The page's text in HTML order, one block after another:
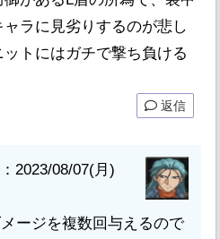
ラに見劣りするのが悲し
トにはガチで撃ち負ける
返信
2023/08/07(月)
ージを複数回与えるので